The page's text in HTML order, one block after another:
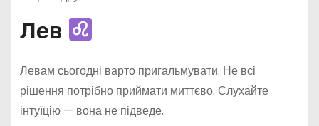
Лев
Левам сьогодні варто пригальмувати. Не всі
рішення потрібно приймати миттєво. Слухайте
інтуїцію — вона не підведе.